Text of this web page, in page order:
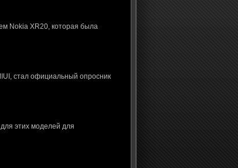
Nokia XR20, которая была
стал официальный опросник
этих моделей для